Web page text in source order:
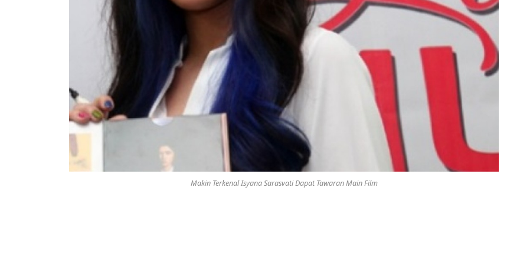
Makin Terkenal Isyana Sarasvati Dapat Tawaran Main Film